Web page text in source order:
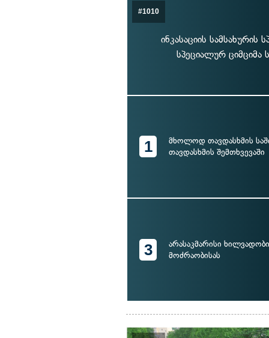
#1010
ინკასაციის
სპეციალურ ციმციმა
1
მხოლოდ თავდასხმის
თავდასხმის შემთხვევაში
3
არასაკმარისი
მოძრაობისას